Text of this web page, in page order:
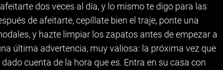
dos veces al día, y lo mismo te digo para las
de afeitarte, cepíllate bien el traje, ponte una
y hazte limpiar los zapatos antes de empezar a
última advertencia, muy valiosa: la próxima vez que
cuenta de la hora que es. Entra en su casa con